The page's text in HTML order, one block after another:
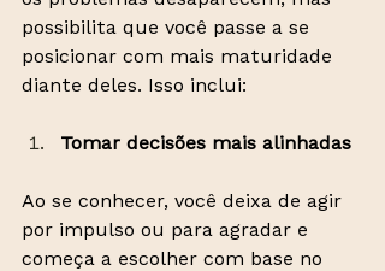
possibilita que você passe a se
posicionar com mais maturidade
diante deles. Isso inclui:
Tomar decisões mais alinhadas
Ao se conhecer, você deixa de agir
por impulso ou para agradar e
começa a escolher com base no